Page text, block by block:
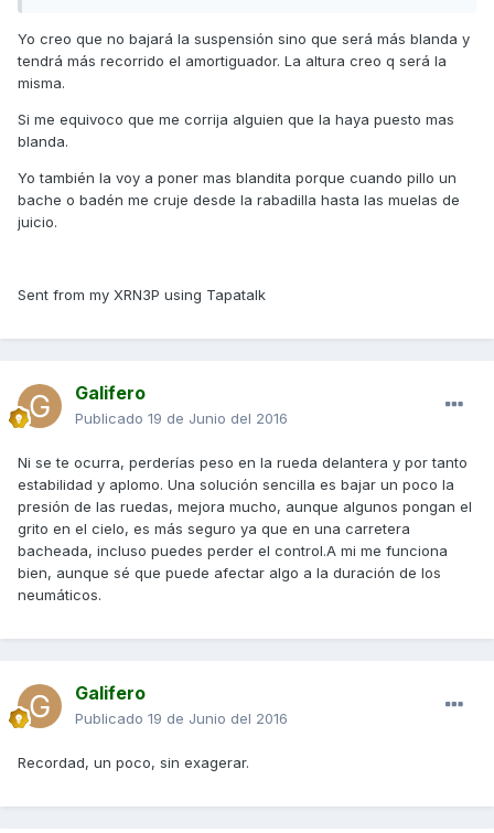
Yo creo que no bajará la suspensión sino que será más blanda y
tendrá más recorrido el amortiguador. La altura creo q será la
misma.
Si me equivoco que me corrija alguien que la haya puesto mas
blanda.
Yo también la voy a poner mas blandita porque cuando pillo un
bache o badén me cruje desde la rabadilla hasta las muelas de
juicio.
Sent from my XRN3P using Tapatalk
Galifero
Publicado 19 de Junio del 2016
Ni se te ocurra, perderías peso en la rueda delantera y por tanto
estabilidad y aplomo. Una solución sencilla es bajar un poco la
presión de las ruedas, mejora mucho, aunque algunos pongan el
grito en el cielo, es más seguro ya que en una carretera
bacheada, incluso puedes perder el control.A mi me funciona
bien, aunque sé que puede afectar algo a la duración de los
neumáticos.
Galifero
Publicado 19 de Junio del 2016
Recordad, un poco, sin exagerar.